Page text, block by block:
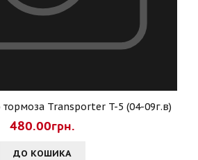
тормоза Transporter T-5 (04-09г.в)
480.00грн.
ДО КОШИКА